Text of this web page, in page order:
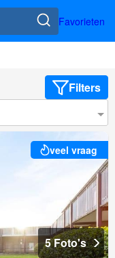
Favorieten
Filters
veel vraag
5 Foto's